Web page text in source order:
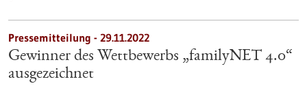
Pressemitteilung - 29.11.2022
Gewinner des Wettbewerbs „familyNET 4.0“
ausgezeichnet